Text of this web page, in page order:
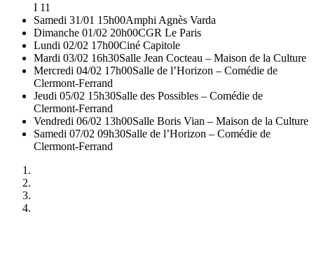
I 11
Samedi 31/01 15h00Amphi Agnès Varda
Dimanche 01/02 20h00CGR Le Paris
Lundi 02/02 17h00Ciné Capitole
Mardi 03/02 16h30Salle Jean Cocteau – Maison de la Culture
Mercredi 04/02 17h00Salle de l’Horizon – Comédie de
Clermont-Ferrand
Jeudi 05/02 15h30Salle des Possibles – Comédie de
Clermont-Ferrand
Vendredi 06/02 13h00Salle Boris Vian – Maison de la Culture
Samedi 07/02 09h30Salle de l’Horizon – Comédie de
Clermont-Ferrand